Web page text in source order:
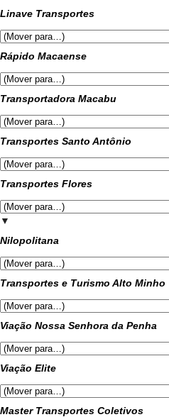
Linave Transportes
Rápido Macaense
Transportadora Macabu
Transportes Santo Antônio
Transportes Flores
▼
Nilopolitana
Transportes e Turismo Alto Minho
Viação Nossa Senhora da Penha
Viação Elite
Master Transportes Coletivos